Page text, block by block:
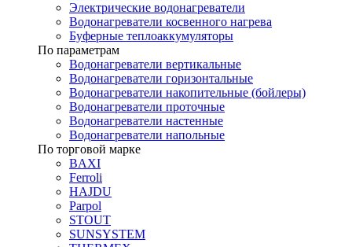
Электрические водонагреватели
Водонагреватели косвенного нагрева
Буферные теплоаккумуляторы
По параметрам
Водонагреватели вертикальные
Водонагреватели горизонтальные
Водонагреватели накопительные (бойлеры)
Водонагреватели проточные
Водонагреватели настенные
Водонагреватели напольные
По торговой марке
BAXI
Ferroli
HAJDU
Parpol
STOUT
SUNSYSTEM